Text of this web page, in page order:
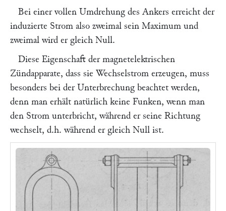
Bei einer vollen Umdrehung des Ankers erreicht der
induzierte Strom also zweimal sein Maximum und
zweimal wird er gleich Null.
Diese Eigenschaft der magnetelektrischen
Zündapparate, dass sie Wechselstrom erzeugen, muss
besonders bei der Unterbrechung beachtet werden,
denn man erhält natürlich keine Funken, wenn man
den Strom unterbricht, während er seine Richtung
wechselt, d.h. während er gleich Null ist.